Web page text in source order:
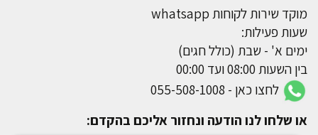
מוקד שירות לקוחות whatsapp
שעות פעילות:
ימים א' - שבת (כולל חגים)
בין השעות 08:00 ועד 00:00
לחצו כאן - 055-508-1008
או שלחו לנו הודעה ונחזור אליכם בהקדם: